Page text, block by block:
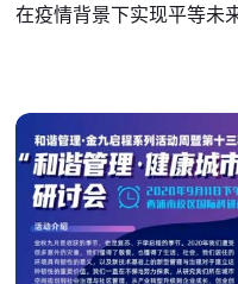
在疫情背景下实现平等未